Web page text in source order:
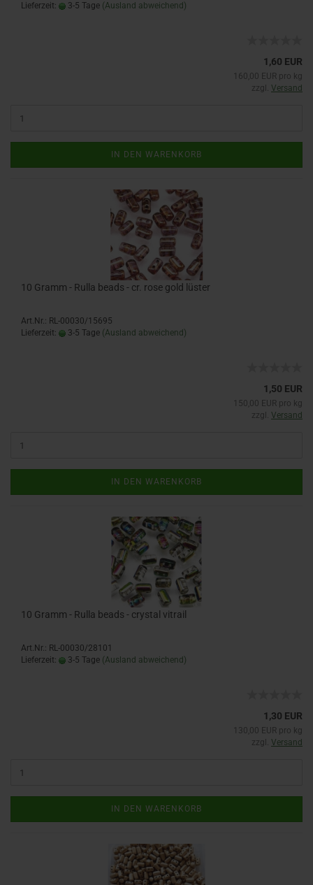
Lieferzeit:
3-5 Tage (Ausland abweichend)
1,60 EUR
160,00 EUR pro kg
zzgl. Versand
IN DEN WARENKORB
10 Gramm - Rulla beads - cr. rose gold lüster
Art.Nr.: RL-00030/15695
Lieferzeit:
3-5 Tage (Ausland abweichend)
1,50 EUR
150,00 EUR pro kg
zzgl. Versand
IN DEN WARENKORB
10 Gramm - Rulla beads - crystal vitrail
Art.Nr.: RL-00030/28101
Lieferzeit:
3-5 Tage (Ausland abweichend)
1,30 EUR
130,00 EUR pro kg
zzgl. Versand
IN DEN WARENKORB